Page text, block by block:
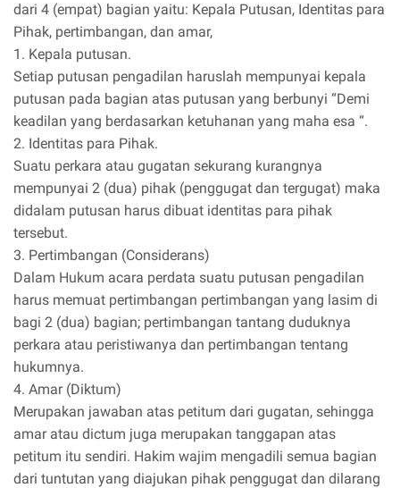
dari 4 (empat) bagian yaitu: Kepala Putusan, Identitas para
Pihak, pertimbangan, dan amar,
1. Kepala putusan.
Setiap putusan pengadilan haruslah mempunyai kepala
putusan pada bagian atas putusan yang berbunyi “Demi
keadilan yang berdasarkan ketuhanan yang maha esa “.
2. Identitas para Pihak.
Suatu perkara atau gugatan sekurang kurangnya
mempunyai 2 (dua) pihak (penggugat dan tergugat) maka
didalam putusan harus dibuat identitas para pihak
tersebut.
3. Pertimbangan (Considerans)
Dalam Hukum acara perdata suatu putusan pengadilan
harus memuat pertimbangan pertimbangan yang lasim di
bagi 2 (dua) bagian; pertimbangan tantang duduknya
perkara atau peristiwanya dan pertimbangan tentang
hukumnya.
4. Amar (Diktum)
Merupakan jawaban atas petitum dari gugatan, sehingga
amar atau dictum juga merupakan tanggapan atas
petitum itu sendiri. Hakim wajim mengadili semua bagian
dari tuntutan yang diajukan pihak penggugat dan dilarang